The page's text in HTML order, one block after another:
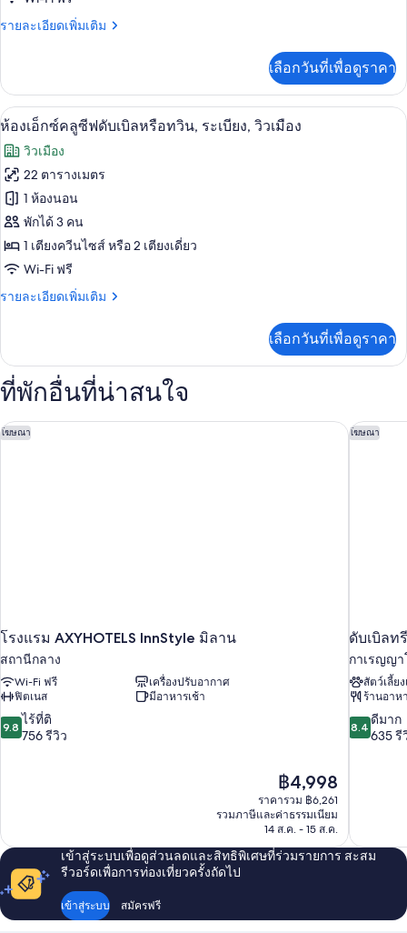
Exclusive
รายละเอียดเพิ่มเติม
ราย
เกี่ยว
กับ
Exclusive
เลือกวันที่เพื่อดูราคา
เปิด
ภาพถ่าย
ทั้งหมด
ของ
ห้อง
เอ็กซ์
คลู
ซีฟ
หรือ
ทวิน,
วิว
ห้องเอ็กซ์คลูซีฟดับเบิลหรือทวิน, ระเบี
4
ห้องเอ็กซ์คลูซีฟดับเบิลหรือทวิน, ระเบียง, วิวเมือง
วิวเมือง
22 ตารางเมตร
1 ห้องนอน
พักได้ 3 คน
1 เตียงควีนไซส์ หรือ 2 เตียงเดี่ยว
Wi-Fi ฟรี
รายละเอียดเพิ่มเติม
ราย
เกี่ยว
กับ
ห้อง
คลู
ซีฟ
เลือกวันที่เพื่อดูราคา
ที่พักอื่นที่น่าสนใจ
โฆษณา
โรงแรม AXYHOTELS InnStyle มิลาน
สถานีกลาง
Wi-Fi ฟรี
เครื่องปรับอากาศ
ฟิตเนส
มีอาหารเช้า
9.8
จาก
รีวิว
9.8 ไร้ที่ติ
756 รีวิว
ราคา
ปัจจุบัน
คือ
฿4,998
฿4,998
ราคารวม ฿6,261
รวมภาษีและค่าธรรมเนียม
14 ส.ค. - 15 ส.ค.
โรงแรม AXYHOTELS InnStyle มิลาน โฆษณา
ดับเบิลท
กาเรญญ
สัตว์เลี้ย
ร้านอาห
8.4
จาก
8.4 ดีมาก
635 รี
ดับเบิลท
เข้าสู่ระบบเพื่อดูส่วนลดและสิทธิพิเศษที่ร่วมรายการ สะสม
รีวอร์ดเพื่อการท่องเที่ยวครั้งถัดไป
เข้าสู่ระบบ สมัครฟรี